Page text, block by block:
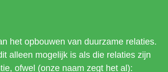
het opbouwen van duurzame relaties.
alleen mogelijk is als die relaties zijn
ofwel (onze naam zegt het al):